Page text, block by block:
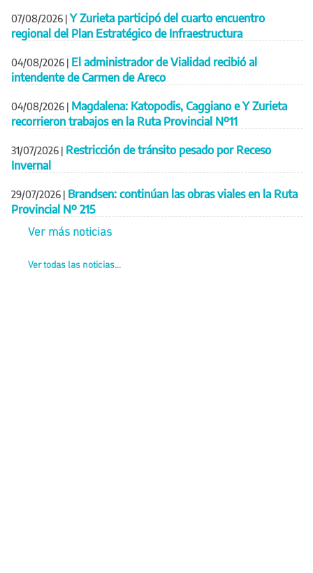
07/08/2026 | Y Zurieta participó del cuarto encuentro
regional del Plan Estratégico de Infraestructura
04/08/2026 | El administrador de Vialidad recibió al
intendente de Carmen de Areco
04/08/2026 | Magdalena: Katopodis, Caggiano e Y Zurieta
recorrieron trabajos en la Ruta Provincial Nº11
31/07/2026 | Restricción de tránsito pesado por Receso
Invernal
29/07/2026 | Brandsen: continúan las obras viales en la Ruta
Provincial Nº 215
Ver más noticias
Ver todas las noticias...